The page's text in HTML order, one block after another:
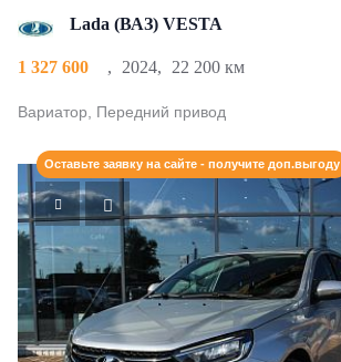
Lada (ВАЗ) VESTA
1 327 600 , 2024, 22 200 км
Вариатор, Передний привод
Оставьте заявку на сайте - получите доп.выгоду